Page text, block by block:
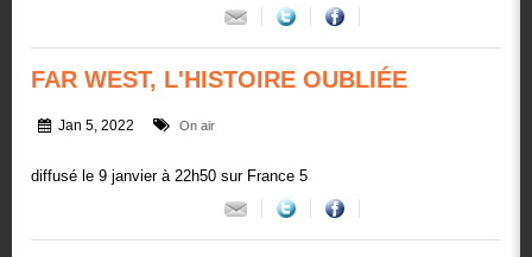
FAR WEST, L'HISTOIRE OUBLIÉE
Jan 5, 2022 On air
diffusé le 9 janvier à 22h50 sur France 5